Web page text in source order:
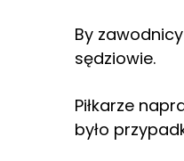
By
sędziowie.
Piłkarze
było